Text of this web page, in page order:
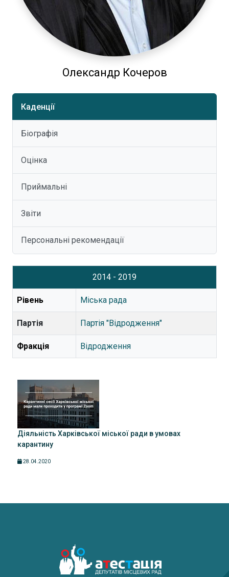
Олександр Кочеров
Каденції
Біографія
Оцінка
Приймальні
Звіти
Персональні рекомендації
2014 - 2019
Рівень Міська рада
Партія Партія "Відродження"
Фракція Відродження
Діяльність Харківської міської ради в умовах
карантину
28.04.2020